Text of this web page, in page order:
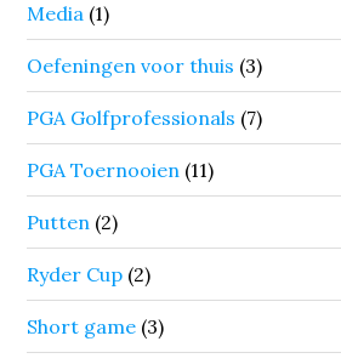
Media (1)
Oefeningen voor thuis (3)
PGA Golfprofessionals (7)
PGA Toernooien (11)
Putten (2)
Ryder Cup (2)
Short game (3)